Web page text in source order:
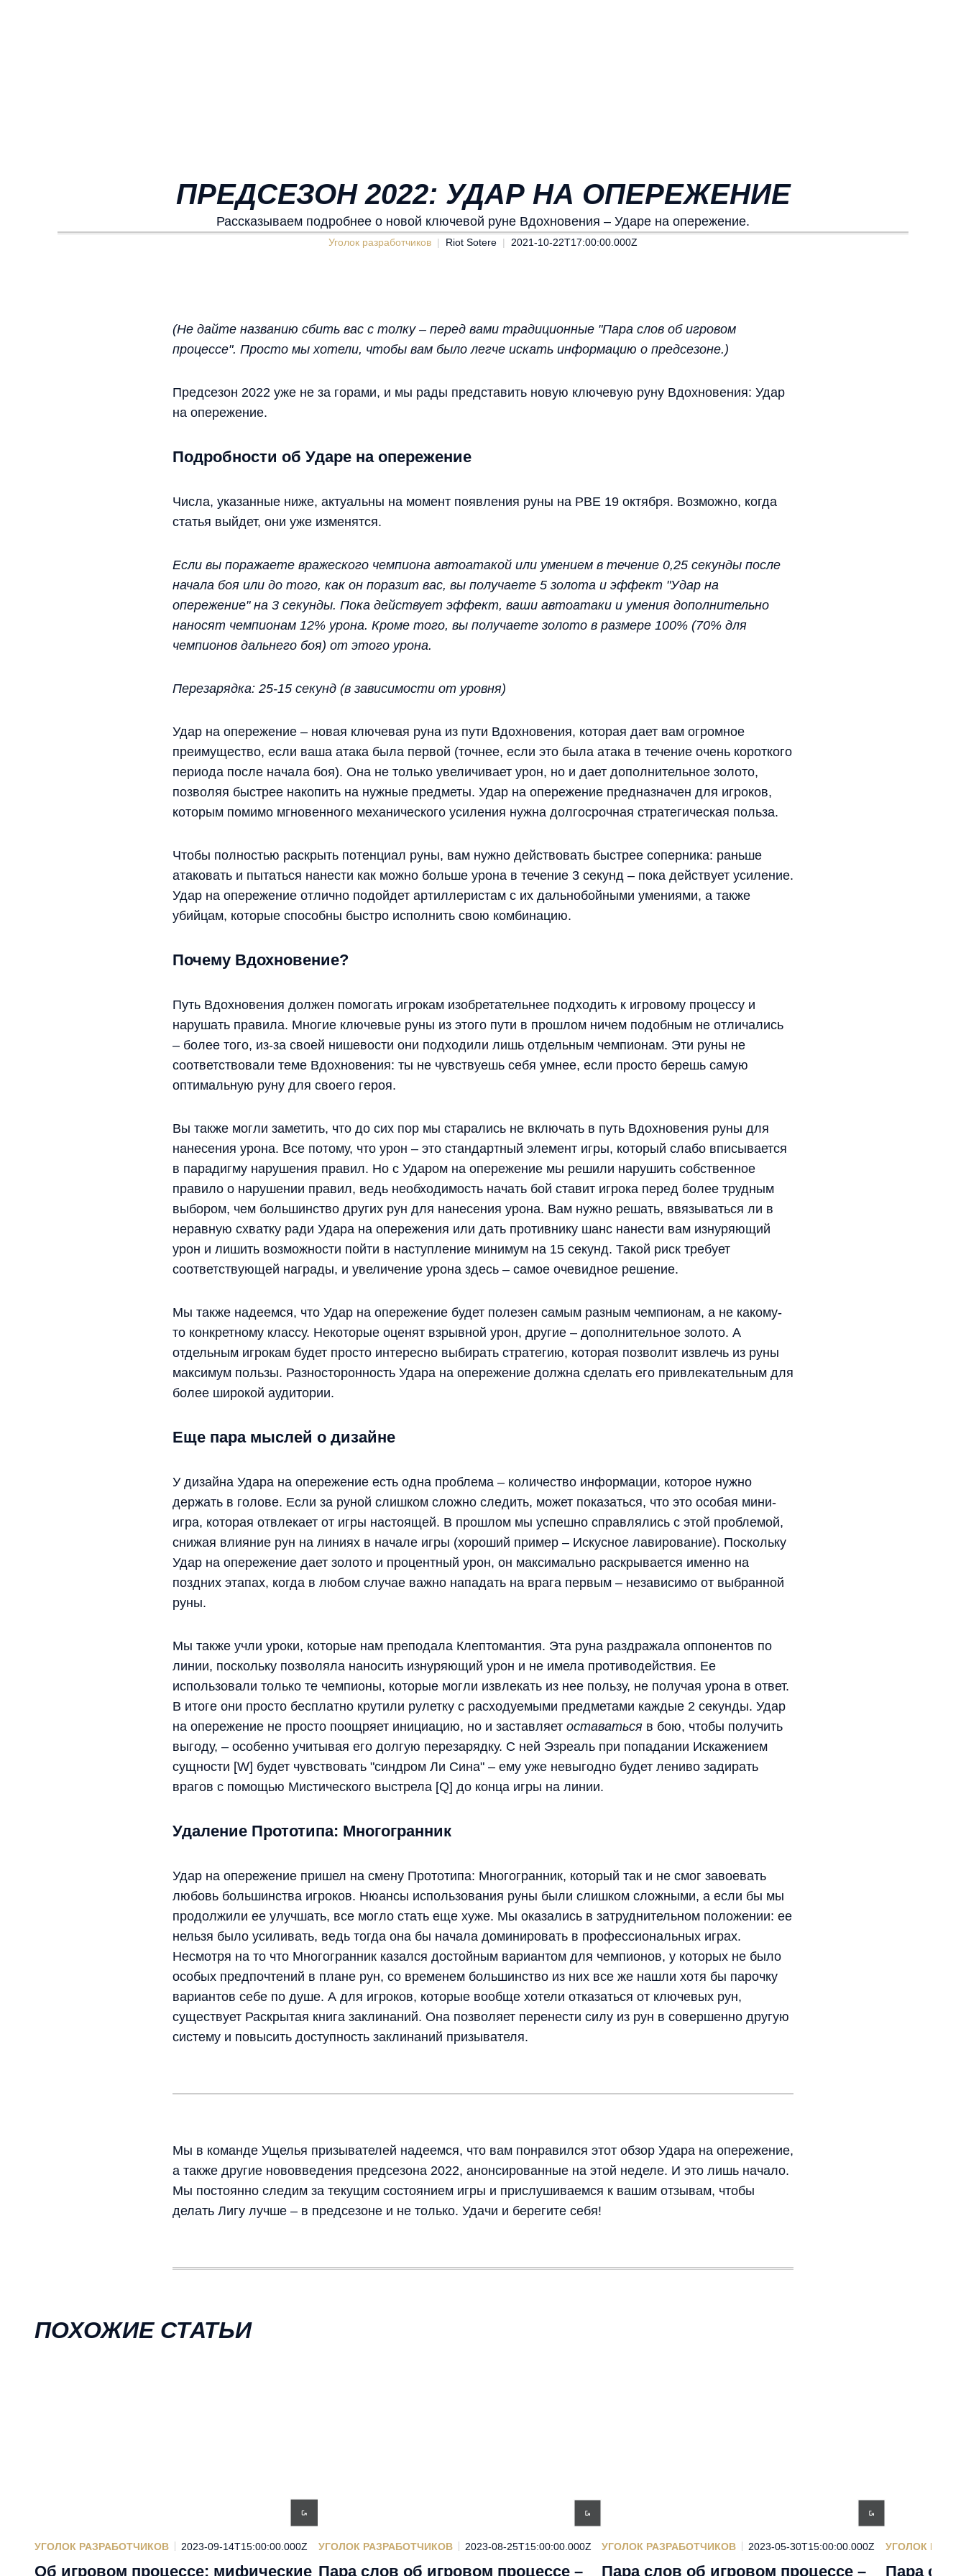
ПРЕДСЕЗОН 2022: УДАР НА ОПЕРЕЖЕНИЕ
Рассказываем подробнее о новой ключевой руне Вдохновения – Ударе на опережение.
Уголок разработчиков Riot Sotere 2021-10-22T17:00:00.000Z
(Не дайте названию сбить вас с толку – перед вами традиционные "Пара слов об игровом
процессе". Просто мы хотели, чтобы вам было легче искать информацию о предсезоне.)
Предсезон 2022 уже не за горами, и мы рады представить новую ключевую руну Вдохновения: Удар
на опережение.
Подробности об Ударе на опережение
Числа, указанные ниже, актуальны на момент появления руны на PBE 19 октября. Возможно, когда
статья выйдет, они уже изменятся.
Если вы поражаете вражеского чемпиона автоатакой или умением в течение 0,25 секунды после
начала боя или до того, как он поразит вас, вы получаете 5 золота и эффект "Удар на
опережение" на 3 секунды. Пока действует эффект, ваши автоатаки и умения дополнительно
наносят чемпионам 12% урона. Кроме того, вы получаете золото в размере 100% (70% для
чемпионов дальнего боя) от этого урона.
Перезарядка: 25-15 секунд (в зависимости от уровня)
Удар на опережение – новая ключевая руна из пути Вдохновения, которая дает вам огромное
преимущество, если ваша атака была первой (точнее, если это была атака в течение очень короткого
периода после начала боя). Она не только увеличивает урон, но и дает дополнительное золото,
позволяя быстрее накопить на нужные предметы. Удар на опережение предназначен для игроков,
которым помимо мгновенного механического усиления нужна долгосрочная стратегическая польза.
Чтобы полностью раскрыть потенциал руны, вам нужно действовать быстрее соперника: раньше
атаковать и пытаться нанести как можно больше урона в течение 3 секунд – пока действует усиление.
Удар на опережение отлично подойдет артиллеристам с их дальнобойными умениями, а также
убийцам, которые способны быстро исполнить свою комбинацию.
Почему Вдохновение?
Путь Вдохновения должен помогать игрокам изобретательнее подходить к игровому процессу и
нарушать правила. Многие ключевые руны из этого пути в прошлом ничем подобным не отличались
– более того, из-за своей нишевости они подходили лишь отдельным чемпионам. Эти руны не
соответствовали теме Вдохновения: ты не чувствуешь себя умнее, если просто берешь самую
оптимальную руну для своего героя.
Вы также могли заметить, что до сих пор мы старались не включать в путь Вдохновения руны для
нанесения урона. Все потому, что урон – это стандартный элемент игры, который слабо вписывается
в парадигму нарушения правил. Но с Ударом на опережение мы решили нарушить собственное
правило о нарушении правил, ведь необходимость начать бой ставит игрока перед более трудным
выбором, чем большинство других рун для нанесения урона. Вам нужно решать, ввязываться ли в
неравную схватку ради Удара на опережения или дать противнику шанс нанести вам изнуряющий
урон и лишить возможности пойти в наступление минимум на 15 секунд. Такой риск требует
соответствующей награды, и увеличение урона здесь – самое очевидное решение.
Мы также надеемся, что Удар на опережение будет полезен самым разным чемпионам, а не какому-
то конкретному классу. Некоторые оценят взрывной урон, другие – дополнительное золото. А
отдельным игрокам будет просто интересно выбирать стратегию, которая позволит извлечь из руны
максимум пользы. Разносторонность Удара на опережение должна сделать его привлекательным для
более широкой аудитории.
Еще пара мыслей о дизайне
У дизайна Удара на опережение есть одна проблема – количество информации, которое нужно
держать в голове. Если за руной слишком сложно следить, может показаться, что это особая мини-
игра, которая отвлекает от игры настоящей. В прошлом мы успешно справлялись с этой проблемой,
снижая влияние рун на линиях в начале игры (хороший пример – Искусное лавирование). Поскольку
Удар на опережение дает золото и процентный урон, он максимально раскрывается именно на
поздних этапах, когда в любом случае важно нападать на врага первым – независимо от выбранной
руны.
Мы также учли уроки, которые нам преподала Клептомантия. Эта руна раздражала оппонентов по
линии, поскольку позволяла наносить изнуряющий урон и не имела противодействия. Ее
использовали только те чемпионы, которые могли извлекать из нее пользу, не получая урона в ответ.
В итоге они просто бесплатно крутили рулетку с расходуемыми предметами каждые 2 секунды. Удар
на опережение не просто поощряет инициацию, но и заставляет оставаться в бою, чтобы получить
выгоду, – особенно учитывая его долгую перезарядку. С ней Эзреаль при попадании Искажением
сущности [W] будет чувствовать "синдром Ли Сина" – ему уже невыгодно будет лениво задирать
врагов с помощью Мистического выстрела [Q] до конца игры на линии.
Удаление Прототипа: Многогранник
Удар на опережение пришел на смену Прототипа: Многогранник, который так и не смог завоевать
любовь большинства игроков. Нюансы использования руны были слишком сложными, а если бы мы
продолжили ее улучшать, все могло стать еще хуже. Мы оказались в затруднительном положении: ее
нельзя было усиливать, ведь тогда она бы начала доминировать в профессиональных играх.
Несмотря на то что Многогранник казался достойным вариантом для чемпионов, у которых не было
особых предпочтений в плане рун, со временем большинство из них все же нашли хотя бы парочку
вариантов себе по душе. А для игроков, которые вообще хотели отказаться от ключевых рун,
существует Раскрытая книга заклинаний. Она позволяет перенести силу из рун в совершенно другую
систему и повысить доступность заклинаний призывателя.
Мы в команде Ущелья призывателей надеемся, что вам понравился этот обзор Удара на опережение,
а также другие нововведения предсезона 2022, анонсированные на этой неделе. И это лишь начало.
Мы постоянно следим за текущим состоянием игры и прислушиваемся к вашим отзывам, чтобы
делать Лигу лучше – в предсезоне и не только. Удачи и берегите себя!
ПОХОЖИЕ СТАТЬИ
УГОЛОК РАЗРАБОТЧИКОВ 2023-09-14T15:00:00.000Z
Об игровом процессе: мифические
УГОЛОК РАЗРАБОТЧИКОВ 2023-08-25T15:00:00.000Z
Пара слов об игровом процессе –
УГОЛОК РАЗРАБОТЧИКОВ 2023-05-30T15:00:00.000Z
Пара слов об игровом процессе –
УГОЛОК
Пара